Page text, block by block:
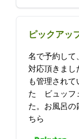
ピックアッ
2名で予約し
対応頂きまし
も管理され
た ビュッフ
た。お風呂の四点は
ちら